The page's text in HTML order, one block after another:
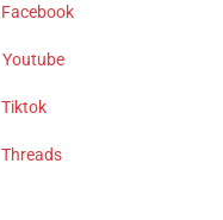
Facebook
Youtube
Tiktok
Threads